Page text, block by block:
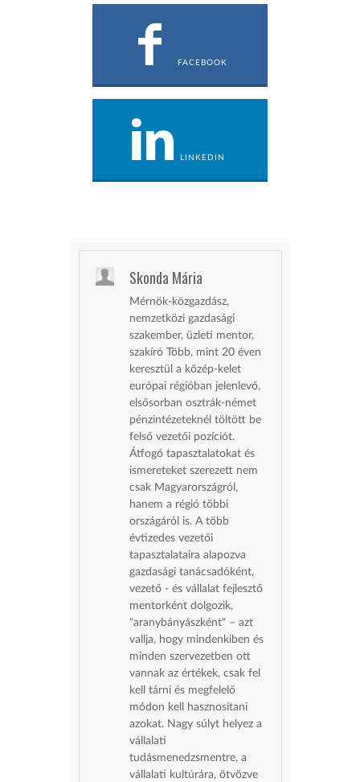
FACEBOOK
LINKEDIN
Skonda Mária
Mérnök-közgazdász,
nemzetközi gazdasági
szakember, üzleti mentor,
szakíró Több, mint 20 éven
keresztül a közép-kelet
európai régióban jelenlevő,
elsősorban osztrák-német
pénzintézeteknél töltött be
felső vezetői pozíciót.
Átfogó tapasztalatokat és
ismereteket szerezett nem
csak Magyarországról,
hanem a régió többi
országáról is. A több
évtizedes vezetői
tapasztalataira alapozva
gazdasági tanácsadóként,
vezető - és vállalat fejlesztő
mentorként dolgozik,
"aranybányászként" – azt
vallja, hogy mindenkiben és
minden szervezetben ott
vannak az értékek, csak fel
kell tárni és megfelelő
módon kell hasznosítani
azokat. Nagy súlyt helyez a
vállalati
tudásmenedzsmentre, a
vállalati kultúrára, ötvözve